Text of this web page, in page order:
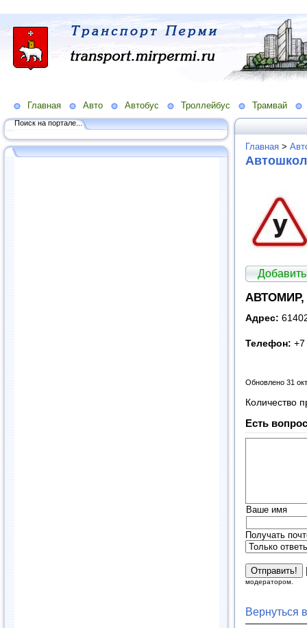
Главная Авто Автобус Троллейбус Трамвай
Поиск на портале...
Главная >
АВТОМИР,
Адрес:
Телефон: +7
Обновлено 31
Количество
Есть
Ваше имя
Получать
модератором.
Вернуться